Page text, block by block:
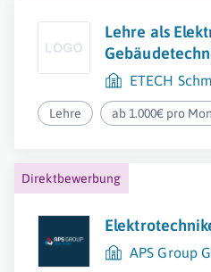
Lehre als
ETECH
Lehre ab 1.000€ pro
Direktbewerbung
APS Group